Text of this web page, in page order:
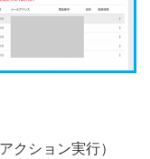
クション実行）